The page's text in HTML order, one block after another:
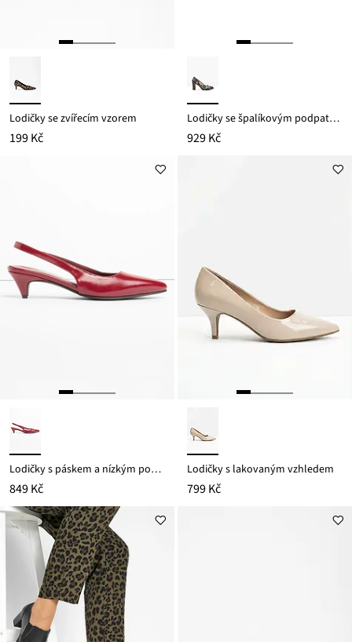
Lodičky se zvířecím vzorem
199 Kč
Lodičky se špalíkovým podpatkem
929 Kč
Lodičky s páskem a nízkým podpatkem
849 Kč
Lodičky s lakovaným vzhledem
799 Kč